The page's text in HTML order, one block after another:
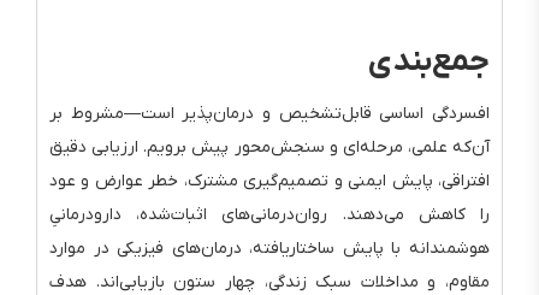
جمع‌بندی
افسردگی اساسی قابل‌تشخیص و درمان‌پذیر است—مشروط بر
آن‌که علمی، مرحله‌ای و سنجش‌محور پیش برویم. ارزیابی دقیق
افتراقی، پایش ایمنی و تصمیم‌گیری مشترک، خطر عوارض و عود
را کاهش می‌دهند. روان‌درمانی‌های اثبات‌شده، دارودرمانیِ
هوشمندانه با پایش ساختاریافته، درمان‌های فیزیکی در موارد
مقاوم، و مداخلات سبک زندگی، چهار ستون بازیابی‌اند. هدف